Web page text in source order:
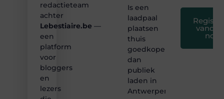
redactieteam
achter
Lebestiaire.be —
een
platform
voor
bloggers
en
lezers
Is een
laadpaal
plaatsen
thuis
goedkoper
dan
publiek
laden in
Antwerpen?
nog